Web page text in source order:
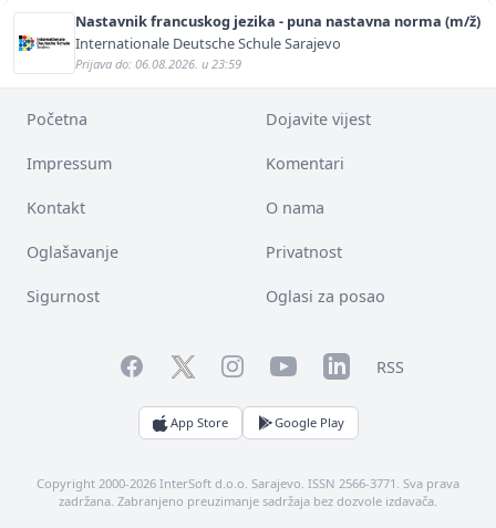
Nastavnik francuskog jezika - puna nastavna norma (m/ž)
Internationale Deutsche Schule Sarajevo
Prijava do: 06.08.2026. u 23:59
Početna Dojavite vijest
Impressum Komentari
Kontakt O nama
Oglašavanje Privatnost
Sigurnost Oglasi za posao
FacebookTwitterInstagramYouTubeLinkedInRSS
App Store Google Play
Copyright 2000-2026 InterSoft d.o.o. Sarajevo. ISSN 2566-3771. Sva prava
zadržana. Zabranjeno preuzimanje sadržaja bez dozvole izdavača.